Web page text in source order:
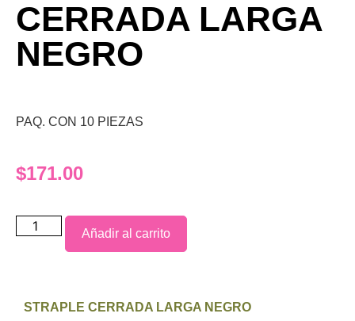
CERRADA LARGA
NEGRO
PAQ. CON 10 PIEZAS
$171.00
Añadir al carrito
STRAPLE CERRADA LARGA NEGRO